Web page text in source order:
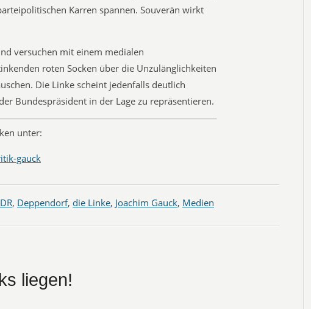
Karren spannen. Souverän wirkt
versuchen mit einem medialen
roten Socken über die Unzulänglichkeiten
Die Linke scheint jedenfalls deutlich
Bundespräsident in der Lage zu repräsentieren.
unter:
gauck
, Deppendorf, die Linke, Joachim Gauck, Medien
liegen!